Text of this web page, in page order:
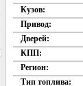
Кузов:
Привод:
Дверей:
КПП:
Регион:
Тип топлива: